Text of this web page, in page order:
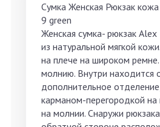
Сумка Женская Рюкзак
9 green
Женская сумка- рюкзак Alex
из натуральной мягкой
на плече на широком
молнию. Внутри находится
дополнительное
карманом-перегородкой
на молнии. Снаружи